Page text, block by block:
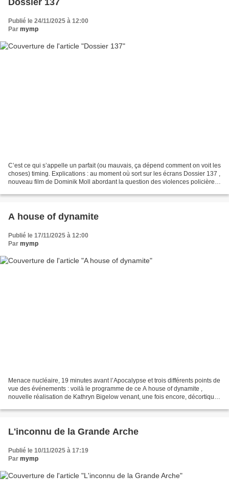
Publié le 24/11/2025 à 12:00
Par mymp
C’est ce qui s’appelle un parfait (ou mauvais, ça dépend comment on voit les
choses) timing. Explications : au moment où sort sur les écrans Dossier 137 ,
nouveau film de Dominik Moll abordant la question des violences policières
A house of dynamite
Publié le 17/11/2025 à 12:00
Par mymp
Menace nucléaire, 19 minutes avant l’Apocalypse et trois différents points de
vue des événements : voilà le programme de ce A house of dynamite ,
nouvelle réalisation de Kathryn Bigelow venant, une fois encore, décortiquer
L'inconnu de la Grande Arche
Publié le 10/11/2025 à 17:19
Par mymp